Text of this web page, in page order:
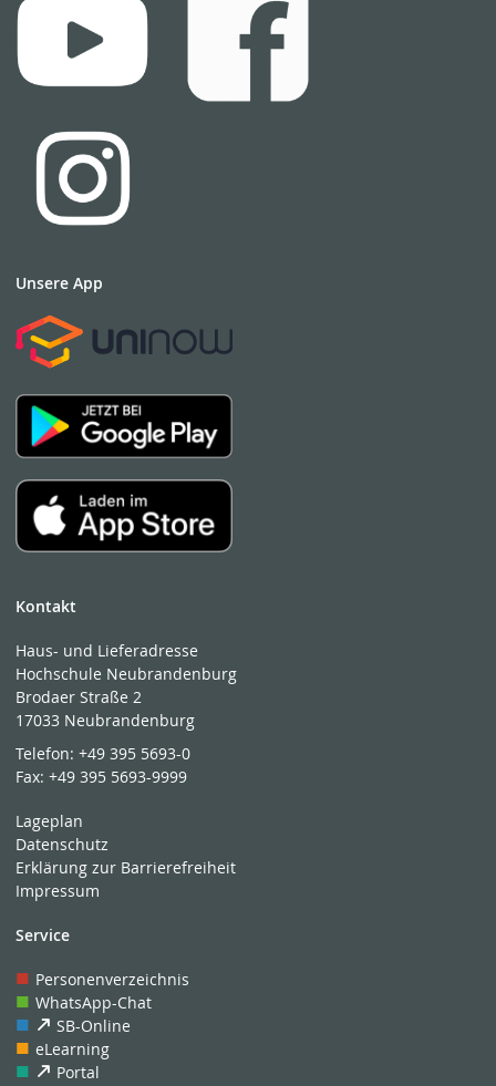
Unsere App
Kontakt
Haus- und Lieferadresse
Hochschule Neubrandenburg
Brodaer Straße 2
17033 Neubrandenburg
Telefon:+49 395 5693-0
Fax:+49 395 5693-9999
Lageplan
Datenschutz
Erklärung zur Barrierefreiheit
Impressum
Service
Personenverzeichnis
WhatsApp-Chat
SB-Online
eLearning
Portal